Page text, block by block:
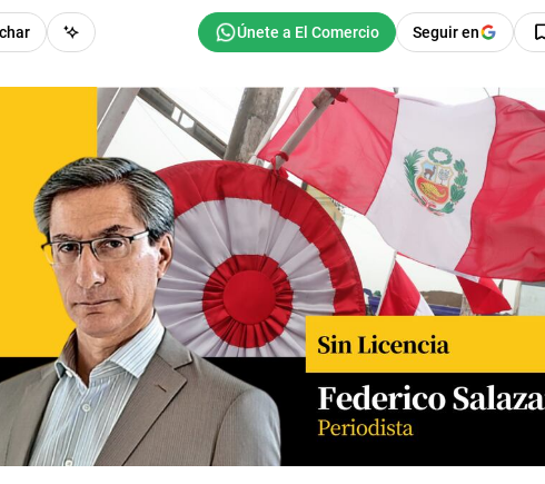
Seguir en